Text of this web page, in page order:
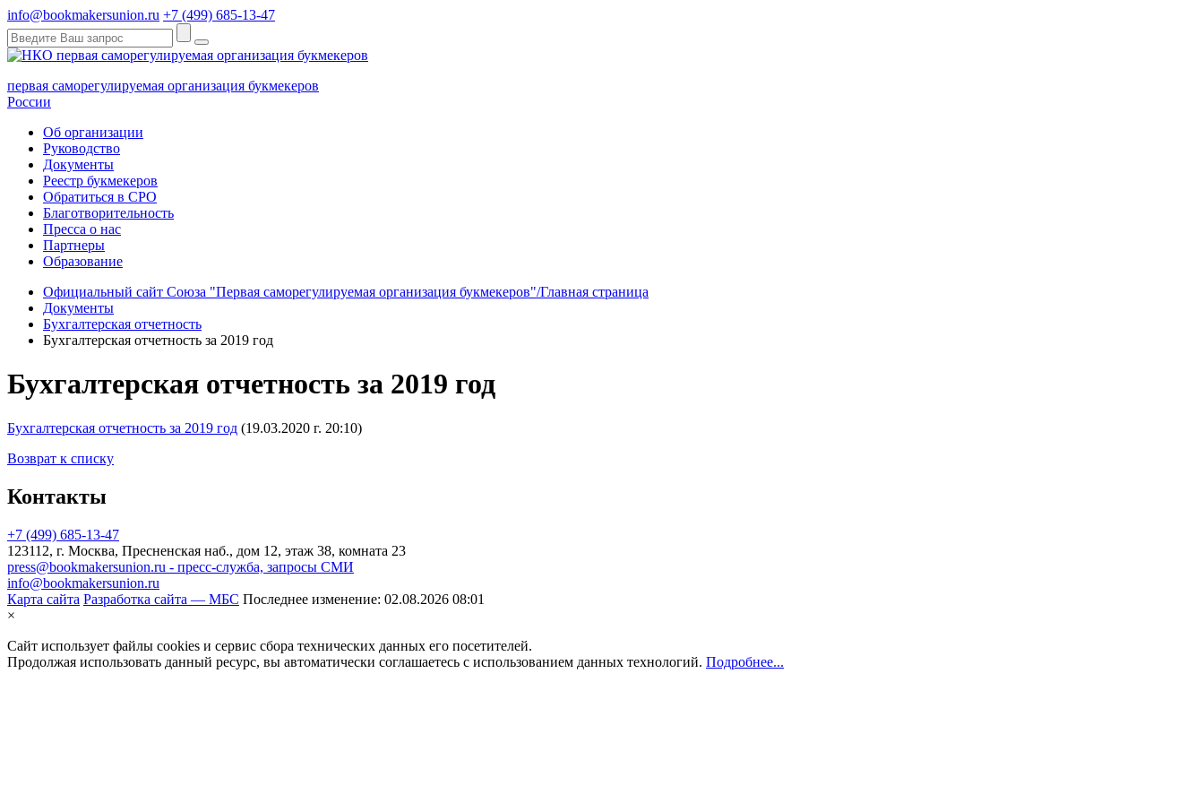
info@bookmakersunion.ru +7 (499) 685-13-47
первая саморегулируемая организация букмекеров
России
Об организации
Руководство
Документы
Реестр букмекеров
Обратиться в СРО
Благотворительность
Пресса о нас
Партнеры
Образование
Официальный сайт Союза "Первая саморегулируемая организация букмекеров"/Главная страница
Документы
Бухгалтерская отчетность
Бухгалтерская отчетность за 2019 год
Бухгалтерская отчетность за 2019 год
Бухгалтерская отчетность за 2019 год (19.03.2020 г. 20:10)
Возврат к списку
Контакты
+7 (499) 685-13-47
123112, г. Москва, Пресненская наб., дом 12, этаж 38, комната 23
press@bookmakersunion.ru - пресс-служба, запросы СМИ
info@bookmakersunion.ru
Карта сайта Разработка сайта — МБС Последнее изменение: 02.08.2026 08:01
×
Сайт использует файлы cookies и сервис сбора технических данных его посетителей.
Продолжая использовать данный ресурс, вы автоматически соглашаетесь с использованием данных технологий. Подробнее...